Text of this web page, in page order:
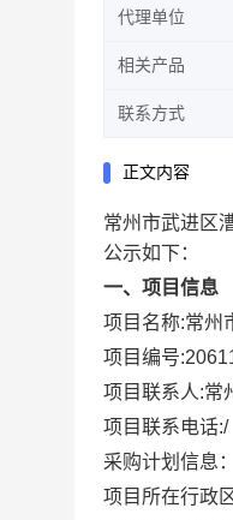
代理单位
相关产品
联系方式
正文内容
常州市武进区
公示如下：
一、项目信息
项目名称:常州
项目编号:
项目联系人:常
项目联系电话:/
采购计划信息：
项目所在行政